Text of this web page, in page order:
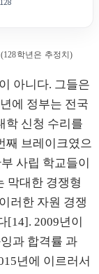
학년은 추정치)
아니다. 그들은
에 정부는 전국
학 신청 수리를
째 브레이크였으
사립 학교들이
막대한 경쟁형
러한 자원 경쟁
[14]. 2009년이
과 합격률 과
년에 이르러서